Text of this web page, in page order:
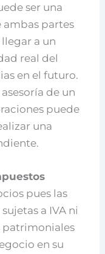
ser una
ambas partes
a un
real del
en el futuro.
de un
puede
una
pues las
a IVA ni
patrimoniales
en su